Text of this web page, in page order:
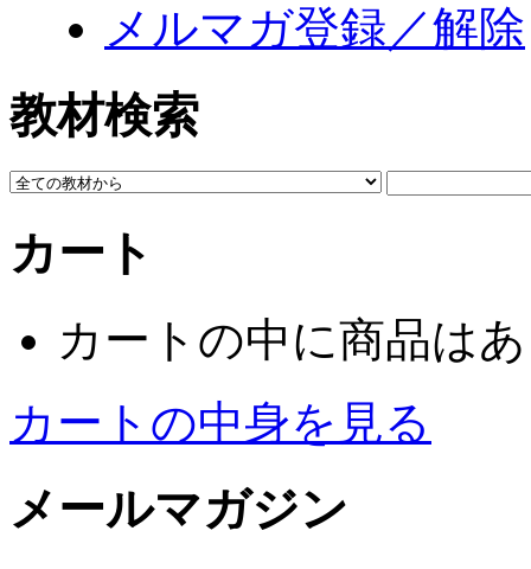
メルマガ登録／解除
教材検索
カート
カートの中に商品は
カートの中身を見る
メールマガジン